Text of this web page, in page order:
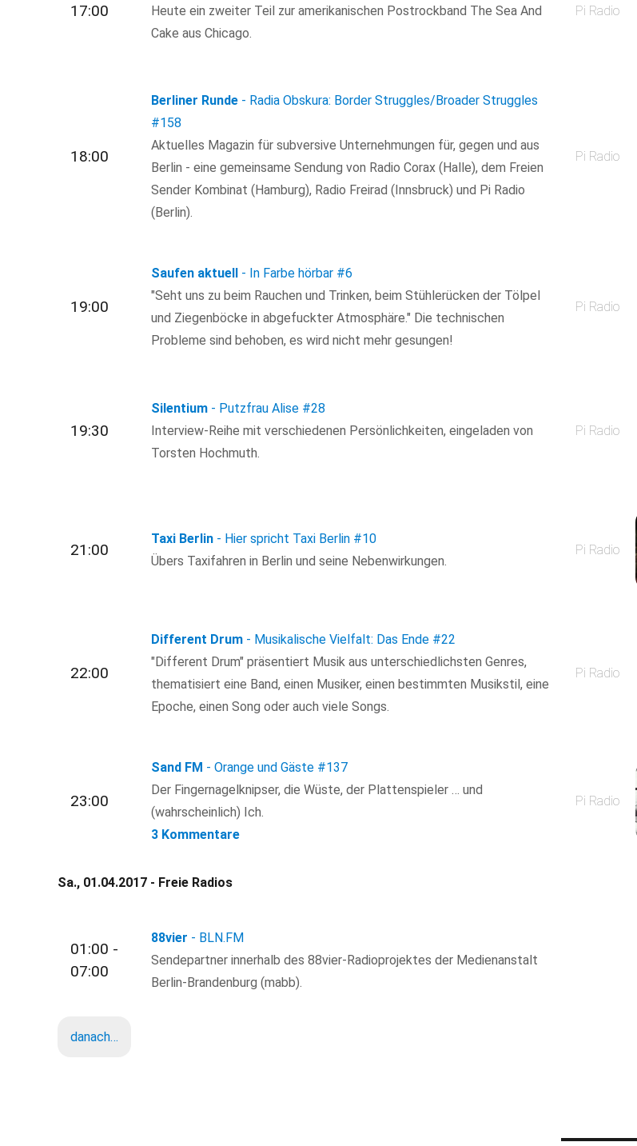
17:00
Heute ein zweiter Teil zur amerikanischen Postrockband The Sea And
Cake aus Chicago.
Pi Radio
18:00
Berliner Runde - Radia Obskura: Border Struggles/Broader Struggles
#158
Aktuelles Magazin für subversive Unternehmungen für, gegen und aus
Berlin - eine gemeinsame Sendung von Radio Corax (Halle), dem Freien
Sender Kombinat (Hamburg), Radio Freirad (Innsbruck) und Pi Radio
(Berlin).
Pi Radio
19:00
Saufen aktuell - In Farbe hörbar #6
"Seht uns zu beim Rauchen und Trinken, beim Stühlerücken der Tölpel
und Ziegenböcke in abgefuckter Atmosphäre." Die technischen
Probleme sind behoben, es wird nicht mehr gesungen!
Pi Radio
19:30
Silentium - Putzfrau Alise #28
Interview-Reihe mit verschiedenen Persönlichkeiten, eingeladen von
Torsten Hochmuth.
Pi Radio
21:00
Taxi Berlin - Hier spricht Taxi Berlin #10
Übers Taxifahren in Berlin und seine Nebenwirkungen.
Pi Radio
22:00
Different Drum - Musikalische Vielfalt: Das Ende #22
"Different Drum" präsentiert Musik aus unterschiedlichsten Genres,
thematisiert eine Band, einen Musiker, einen bestimmten Musikstil, eine
Epoche, einen Song oder auch viele Songs.
Pi Radio
23:00
Sand FM - Orange und Gäste #137
Der Fingernagelknipser, die Wüste, der Plattenspieler … und
(wahrscheinlich) Ich.
3 Kommentare
Pi Radio
Sa., 01.04.2017 - Freie Radios
01:00 -
07:00
88vier - BLN.FM
Sendepartner innerhalb des 88vier-Radioprojektes der Medienanstalt
Berlin-Brandenburg (mabb).
danach…